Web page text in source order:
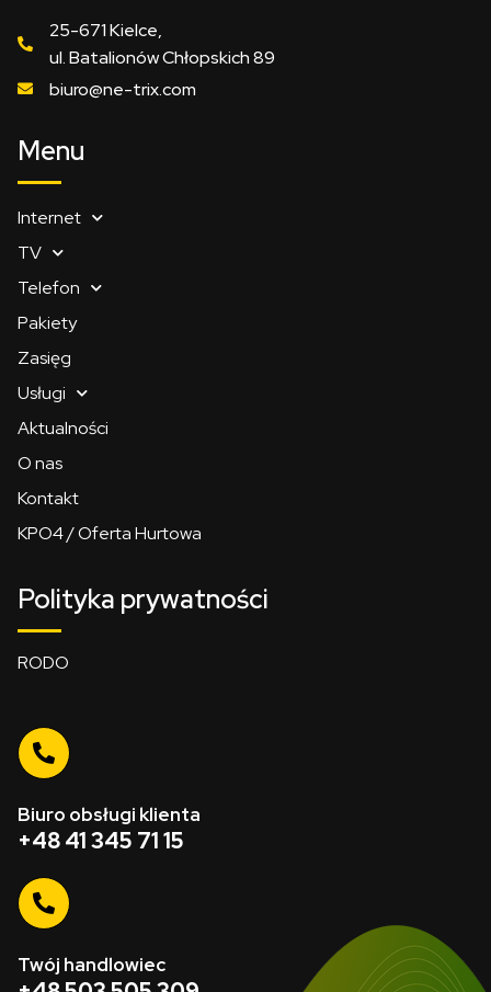
25-671 Kielce,
ul. Batalionów Chłopskich 89
biuro@ne-trix.com
Menu
Internet
TV
Telefon
Pakiety
Zasięg
Usługi
Aktualności
O nas
Kontakt
KPO4 / Oferta Hurtowa
Polityka prywatności
RODO
Biuro obsługi klienta
+48 41 345 71 15
Twój handlowiec